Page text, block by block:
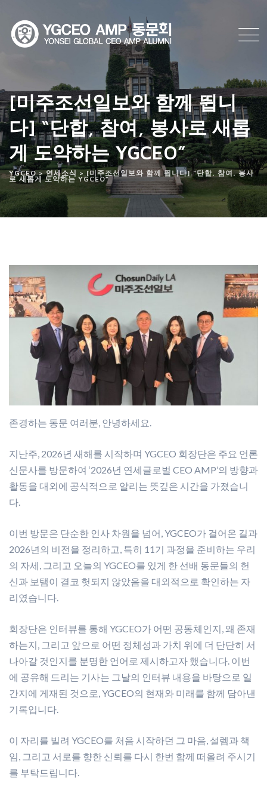
content
[미주조선일보와 함께 뜁니
다] “단합, 참여, 봉사로 새롭
게 도약하는 YGCEO”
YGCEO>연세소식 >[미주조선일보와 함께 뜁니다] “단합, 참여, 봉사
로 새롭게 도약하는 YGCEO”
존경하는 동문 여러분, 안녕하세요.
지난주, 2026년 새해를 시작하며 YGCEO 회장단은 주요 언론
신문사를 방문하여 ‘2026년 연세글로벌 CEO AMP’의 방향과
활동을 대외에 공식적으로 알리는 뜻깊은 시간을 가졌습니
다.
이번 방문은 단순한 인사 차원을 넘어, YGCEO가 걸어온 길과
2026년의 비전을 정리하고, 특히 11기 과정을 준비하는 우리
의 자세, 그리고 오늘의 YGCEO를 있게 한 선배 동문들의 헌
신과 보탬이 결코 헛되지 않았음을 대외적으로 확인하는 자
리였습니다.
회장단은 인터뷰를 통해 YGCEO가 어떤 공동체인지, 왜 존재
하는지, 그리고 앞으로 어떤 정체성과 가치 위에 더 단단히 서
나아갈 것인지를 분명한 언어로 제시하고자 했습니다. 이번
에 공유해 드리는 기사는 그날의 인터뷰 내용을 바탕으로 일
간지에 게재된 것으로, YGCEO의 현재와 미래를 함께 담아낸
기록입니다.
이 자리를 빌려 YGCEO를 처음 시작하던 그 마음, 설렘과 책
임, 그리고 서로를 향한 신뢰를 다시 한번 함께 떠올려 주시기
를 부탁드립니다.